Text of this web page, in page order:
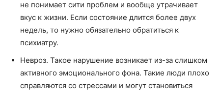
не понимает сити проблем и вообще утрачивает
вкус к жизни. Если состояние длится более двух
недель, то нужно обязательно обратиться к
психиатру.
Невроз. Такое нарушение возникает из-за слишком
активного эмоционального фона. Такие люди плохо
справляются со стрессами и могут становиться